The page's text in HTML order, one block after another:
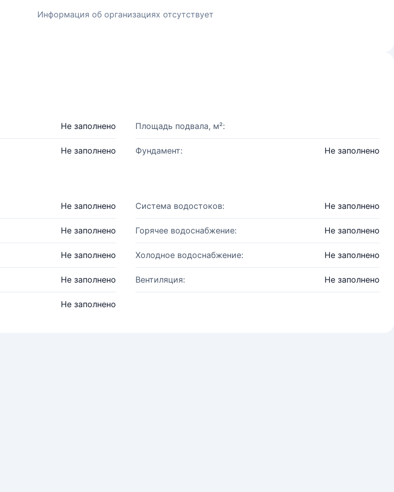
Информация об организациях отсутствует
Не заполнено Площадь подвала, м²:
Не заполнено Фундамент: Не заполнено
Не заполнено Система водостоков: Не заполнено
Не заполнено Горячее водоснабжение: Не заполнено
Не заполнено Холодное водоснабжение: Не заполнено
Не заполнено Вентиляция: Не заполнено
Не заполнено